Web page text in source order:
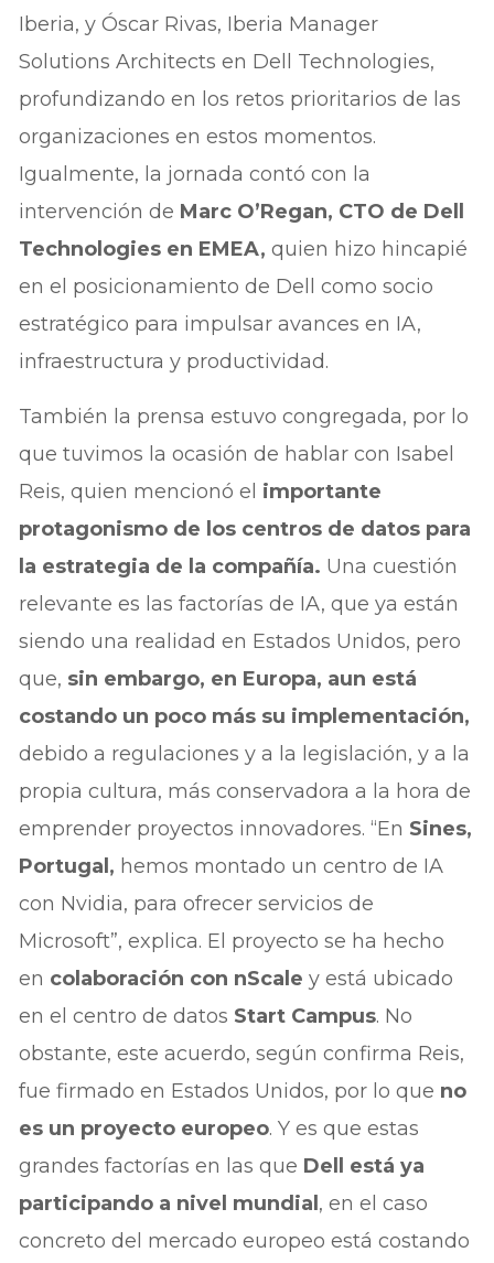
Iberia, y Óscar Rivas, Iberia Manager
Solutions Architects en Dell Technologies,
profundizando en los retos prioritarios de las
organizaciones en estos momentos.
Igualmente, la jornada contó con la
intervención de Marc O’Regan, CTO de Dell
Technologies en EMEA,quien hizo hincapié
en el posicionamiento de Dell como socio
estratégico para impulsar avances en IA,
infraestructura y productividad.
También la prensa estuvo congregada, por lo
que tuvimos la ocasión de hablar con Isabel
Reis, quien mencionó el importante
protagonismo de los centros de datos para
la estrategia de la compañía. Una cuestión
relevante es las factorías de IA, que ya están
siendo una realidad en Estados Unidos, pero
que, sin embargo, en Europa, aun está
costando un poco más su implementación,
debido a regulaciones y a la legislación, y a la
propia cultura, más conservadora a la hora de
emprender proyectos innovadores. “En Sines,
Portugal, hemos montado un centro de IA
con Nvidia, para ofrecer servicios de
Microsoft”, explica. El proyecto se ha hecho
en colaboración con nScale y está ubicado
en el centro de datos Start Campus. No
obstante, este acuerdo, según confirma Reis,
fue firmado en Estados Unidos, por lo que no
es un proyecto europeo. Y es que estas
grandes factorías en las que Dell está ya
participando a nivel mundial , en el caso
concreto del mercado europeo está costando